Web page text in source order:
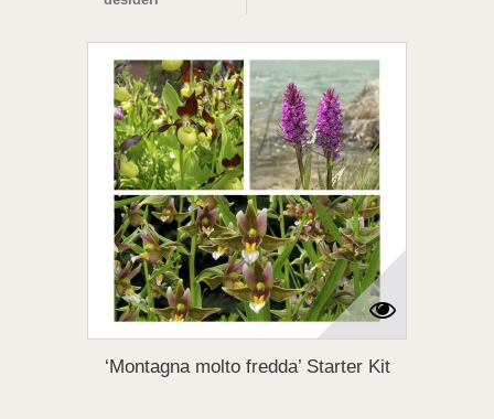
‘Montagna molto fredda’ Starter Kit